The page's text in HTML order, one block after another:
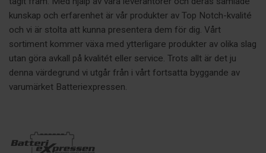
kunskap och erfarenhet är vår produkter av Top Notch-kvalité
och vi är stolta att kunna presentera dem för dig. Vårt
sortiment kommer växa med ytterligare produkter av olika slag
utan göra avkall på kvalitét eller service. Trots allt är det ju
denna värdegrund vi utgår från i vårt fortsatta byggande av
varumärket Batteriexpressen.